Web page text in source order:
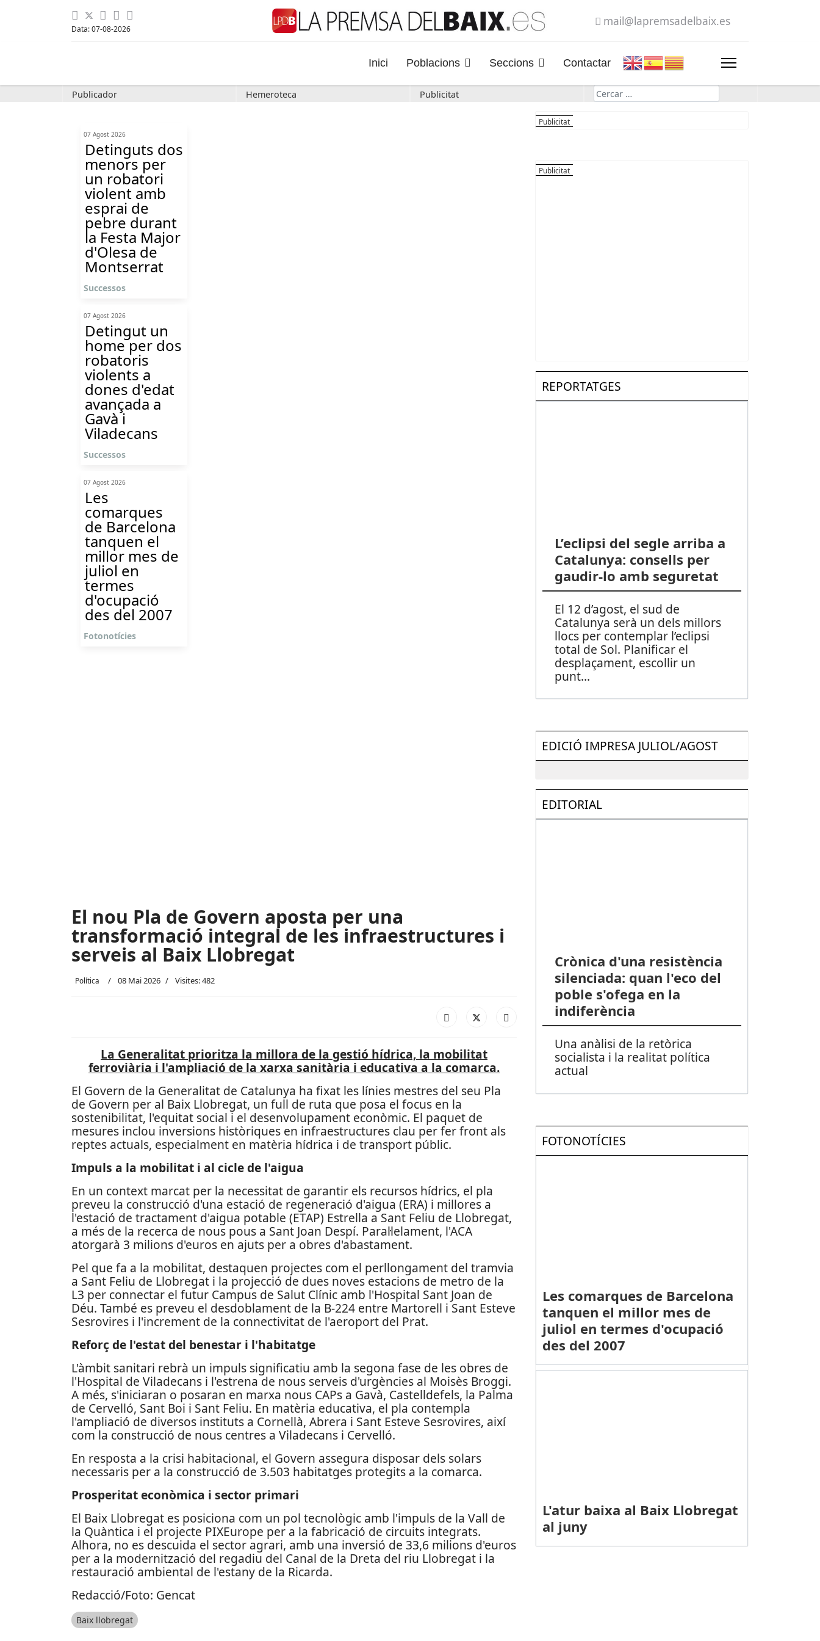
Data: 07-08-2026
mail@lapremsadelbaix.es
Inici Poblacions Seccions Contactar
Publicador Hemeroteca Publicitat Cerca
07 Agost 2026
Detinguts dos
menors per
un robatori
violent amb
esprai de
pebre durant
la Festa Major
d'Olesa de
Montserrat
Successos
07 Agost 2026
Detingut un
home per dos
robatoris
violents a
dones d'edat
avançada a
Gavà i
Viladecans
Successos
07 Agost 2026
Les
comarques
de Barcelona
tanquen el
millor mes de
juliol en
termes
d'ocupació
des del 2007
Fotonotícies
El nou Pla de Govern aposta per una
transformació integral de les infraestructures i
serveis al Baix Llobregat
Política 08 Mai 2026 Visites: 482
La Generalitat prioritza la millora de la gestió hídrica, la mobilitat
ferroviària i l'ampliació de la xarxa sanitària i educativa a la comarca.
El Govern de la Generalitat de Catalunya ha fixat les línies mestres del seu Pla
de Govern per al Baix Llobregat, un full de ruta que posa el focus en la
sostenibilitat, l'equitat social i el desenvolupament econòmic. El paquet de
mesures inclou inversions històriques en infraestructures clau per fer front als
reptes actuals, especialment en matèria hídrica i de transport públic.
Impuls a la mobilitat i al cicle de l'aigua
En un context marcat per la necessitat de garantir els recursos hídrics, el pla
preveu la construcció d'una estació de regeneració d'aigua (ERA) i millores a
l'estació de tractament d'aigua potable (ETAP) Estrella a Sant Feliu de Llobregat,
a més de la recerca de nous pous a Sant Joan Despí. Paral·lelament, l'ACA
atorgarà 3 milions d'euros en ajuts per a obres d'abastament.
Pel que fa a la mobilitat, destaquen projectes com el perllongament del tramvia
a Sant Feliu de Llobregat i la projecció de dues noves estacions de metro de la
L3 per connectar el futur Campus de Salut Clínic amb l'Hospital Sant Joan de
Déu. També es preveu el desdoblament de la B-224 entre Martorell i Sant Esteve
Sesrovires i l'increment de la connectivitat de l'aeroport del Prat.
Reforç de l'estat del benestar i l'habitatge
L'àmbit sanitari rebrà un impuls significatiu amb la segona fase de les obres de
l'Hospital de Viladecans i l'estrena de nous serveis d'urgències al Moisès Broggi.
A més, s'iniciaran o posaran en marxa nous CAPs a Gavà, Castelldefels, la Palma
de Cervelló, Sant Boi i Sant Feliu. En matèria educativa, el pla contempla
l'ampliació de diversos instituts a Cornellà, Abrera i Sant Esteve Sesrovires, així
com la construcció de nous centres a Viladecans i Cervelló.
En resposta a la crisi habitacional, el Govern assegura disposar dels solars
necessaris per a la construcció de 3.503 habitatges protegits a la comarca.
Prosperitat econòmica i sector primari
El Baix Llobregat es posiciona com un pol tecnològic amb l'impuls de la Vall de
la Quàntica i el projecte PIXEurope per a la fabricació de circuits integrats.
Alhora, no es descuida el sector agrari, amb una inversió de 33,6 milions d'euros
per a la modernització del regadiu del Canal de la Dreta del riu Llobregat i la
restauració ambiental de l'estany de la Ricarda.
Redacció/Foto: Gencat
Baix llobregat
REPORTATGES
L’eclipsi del segle arriba a
Catalunya: consells per
gaudir-lo amb seguretat
El 12 d’agost, el sud de
Catalunya serà un dels millors
llocs per contemplar l’eclipsi
total de Sol. Planificar el
desplaçament, escollir un
punt...
EDICIÓ IMPRESA JULIOL/AGOST
EDITORIAL
Crònica d'una resistència
silenciada: quan l'eco del
poble s'ofega en la
indiferència
Una anàlisi de la retòrica
socialista i la realitat política
actual
FOTONOTÍCIES
Les comarques de Barcelona
tanquen el millor mes de
juliol en termes d'ocupació
des del 2007
L'atur baixa al Baix Llobregat
al juny